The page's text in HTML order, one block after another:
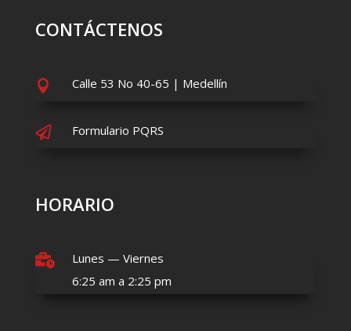
CONTÁCTENOS
 Calle 53 No 40-65 | Medellín
 Formulario PQRS
HORARIO

Lunes — Viernes
6:25 am a 2:25 pm